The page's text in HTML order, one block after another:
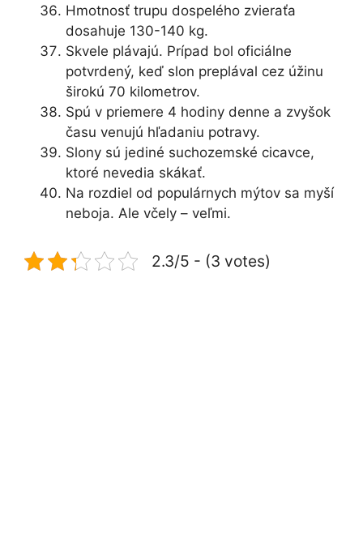
Hmotnosť trupu dospelého zvieraťa
dosahuje 130-140 kg.
Skvele plávajú. Prípad bol oficiálne
potvrdený, keď slon preplával cez úžinu
širokú 70 kilometrov.
Spú v priemere 4 hodiny denne a zvyšok
času venujú hľadaniu potravy.
Slony sú jediné suchozemské cicavce,
ktoré nevedia skákať.
Na rozdiel od populárnych mýtov sa myší
neboja. Ale včely – veľmi.
2.3/5 - (3 votes)